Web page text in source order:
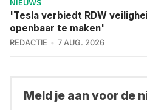
NIEUWS
'Tesla verbiedt RDW
openbaar te maken'
REDACTIE 7 AUG. 2026
Meld je aan voor de